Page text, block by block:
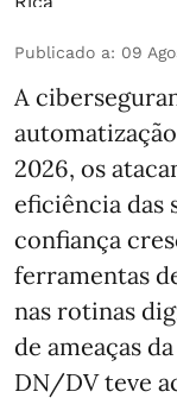
Publicado a: 09
A
2026, os
eficiência das
confiança
ferramentas
nas rotinas
de ameaças
DN/DV teve